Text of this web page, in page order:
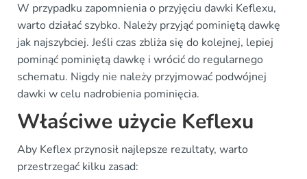
W przypadku zapomnienia o przyjęciu dawki Keflexu,
warto działać szybko. Należy przyjąć pominiętą dawkę
jak najszybciej. Jeśli czas zbliża się do kolejnej, lepiej
pominąć pominiętą dawkę i wrócić do regularnego
schematu. Nigdy nie należy przyjmować podwójnej
dawki w celu nadrobienia pominięcia.
Właściwe użycie Keflexu
Aby Keflex przynosił najlepsze rezultaty, warto
przestrzegać kilku zasad: